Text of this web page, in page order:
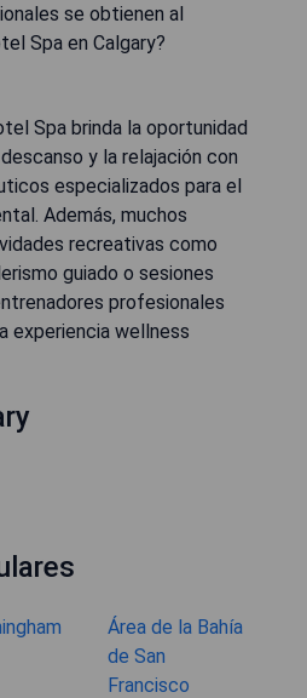
se obtienen al
Spa en Calgary?
Spa brinda la oportunidad
y la relajación con
especializados para el
Además, muchos
recreativas como
guiado o sesiones
profesionales
experiencia wellness
Área de la Bahía
de San
Francisco